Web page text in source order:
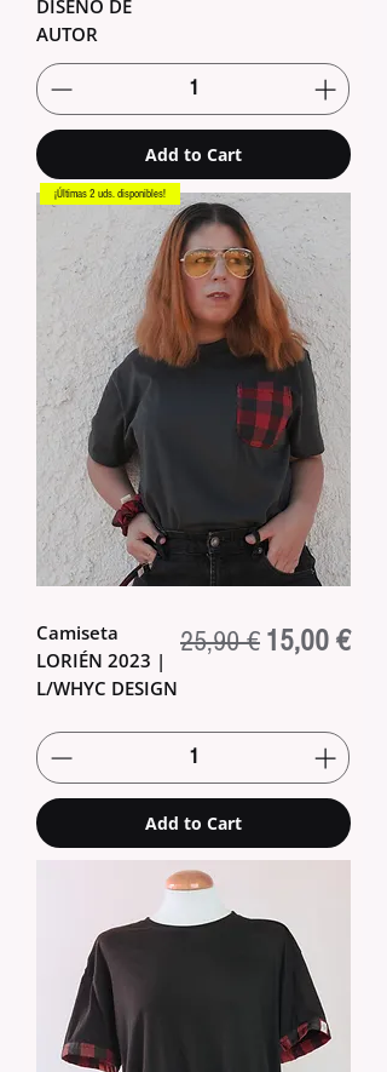
DISEÑO DE
AUTOR
Add to Cart
¡Últimas 2 uds. disponibles!
Camiseta
LORIÉN 2023 |
L/WHYC DESIGN
Regular Price
25,90 € Sale Price
15,00 €
Add to Cart